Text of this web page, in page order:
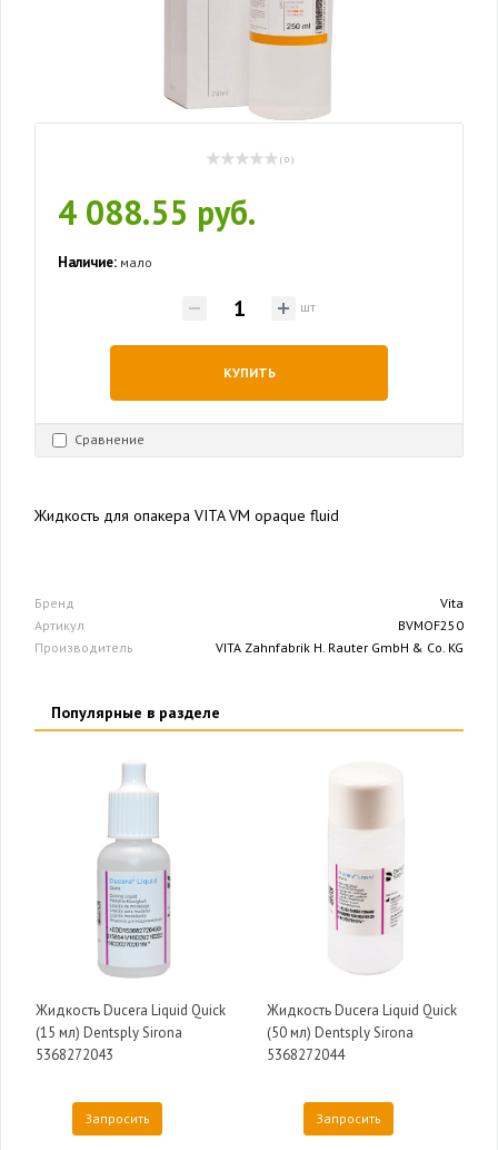
( 0 )
4 088.55 руб.
Наличие: мало
шт
КУПИТЬ
Сравнение
Жидкость для опакера VITA VM opaque fluid
Бренд
Vita
Артикул
BVMOF250
Производитель
VITA Zahnfabrik H. Rauter GmbH & Co. KG
Популярные в разделе
Жидкость Ducera Liquid Quick
(15 мл) Dentsply Sirona
5368272043
Запросить
Жидкость Ducera Liquid Quick
(50 мл) Dentsply Sirona
5368272044
Запросить